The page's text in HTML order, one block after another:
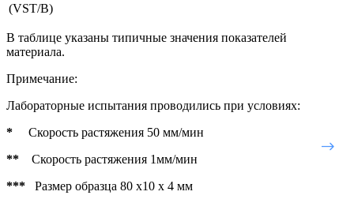
(VST/В)
В таблице указаны типичные значения показателей
материала.
Примечание:
Лабораторные испытания проводились при условиях:
*
Cкорость растяжения 50 мм/мин
**
Скорость растяжения 1мм/мин
***
Размер образца 80 х10 х 4 мм